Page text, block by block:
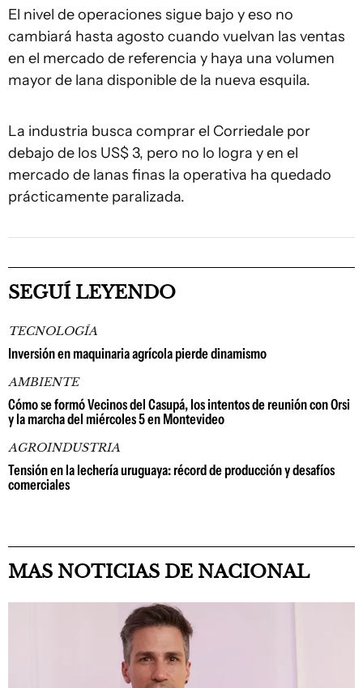
El nivel de operaciones sigue bajo y eso no
cambiará hasta agosto cuando vuelvan las ventas
en el mercado de referencia y haya una volumen
mayor de lana disponible de la nueva esquila.
La industria busca comprar el Corriedale por
debajo de los US$ 3, pero no lo logra y en el
mercado de lanas finas la operativa ha quedado
prácticamente paralizada.
SEGUÍ LEYENDO
TECNOLOGÍA
Inversión en maquinaria agrícola pierde dinamismo
AMBIENTE
Cómo se formó Vecinos del Casupá, los intentos de reunión con Orsi
y la marcha del miércoles 5 en Montevideo
AGROINDUSTRIA
Tensión en la lechería uruguaya: récord de producción y desafíos
comerciales
MAS NOTICIAS DE NACIONAL